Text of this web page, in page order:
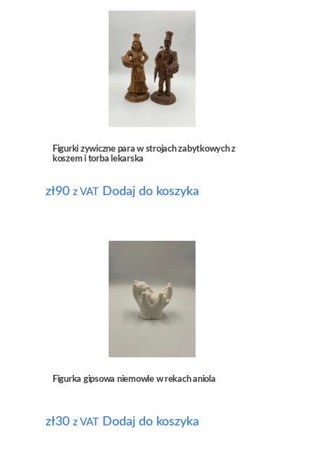
Figurki zywiczne para w strojach zabytkowych z
koszem i torba lekarska
zł90 z VAT Dodaj do koszyka
Figurka gipsowa niemowle w rekach aniola
zł30 z VAT Dodaj do koszyka